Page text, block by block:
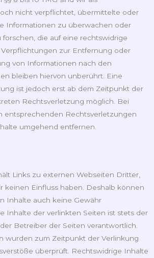
nicht verpflichtet, übermittelte oder
Informationen zu überwachen oder
forschen, die auf eine rechtswidrige
zur Entfernung oder
von Informationen nach den
bleiben hiervon unberührt. Eine
ist jedoch erst ab dem Zeitpunkt der
Rechtsverletzung möglich. Bei
entsprechenden Rechtsverletzungen
umgehend entfernen.
Links zu externen Webseiten Dritter,
keinen Einfluss haben. Deshalb können
Inhalte auch keine Gewähr
Inhalte der verlinkten Seiten ist stets der
Betreiber der Seiten verantwortlich.
wurden zum Zeitpunkt der Verlinkung
überprüft. Rechtswidrige Inhalte